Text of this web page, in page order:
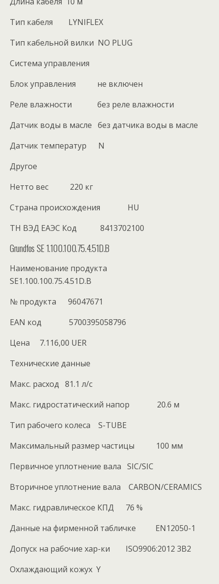
Тип кабеля LYNIFLEX
Тип кабельной вилки NO PLUG
Система управления
Блок управления не включен
Реле влажности без реле влажности
Датчик воды в масле без датчика воды в масле
Датчик температур N
Другое
Нетто вес 220 кг
Cтрана происхождения HU
ТН ВЭД ЕАЭС Код 8413702100
Grundfos SE 1.100.100.75.4.51D.B
Наименование продукта
SE1.100.100.75.4.51D.B
№ продукта 96047671
EAN код 5700395058796
Цена 7.116,00 UER
Технические данные
Maкс. расход 81.1 л/с
Макс. гидростатический напор 20.6 м
Тип рабочего колеса S-TUBE
Максимальный размер частицы 100 мм
Первичное уплотнение вала SIC/SIC
Вторичное уплотнение вала CARBON/CERAMICS
Макс. гидравлическое КПД 76 %
Данные на фирменной табличке EN12050-1
Допуск на рабочие хар-ки ISO9906:2012 3B2
Охлаждающий кожух Y